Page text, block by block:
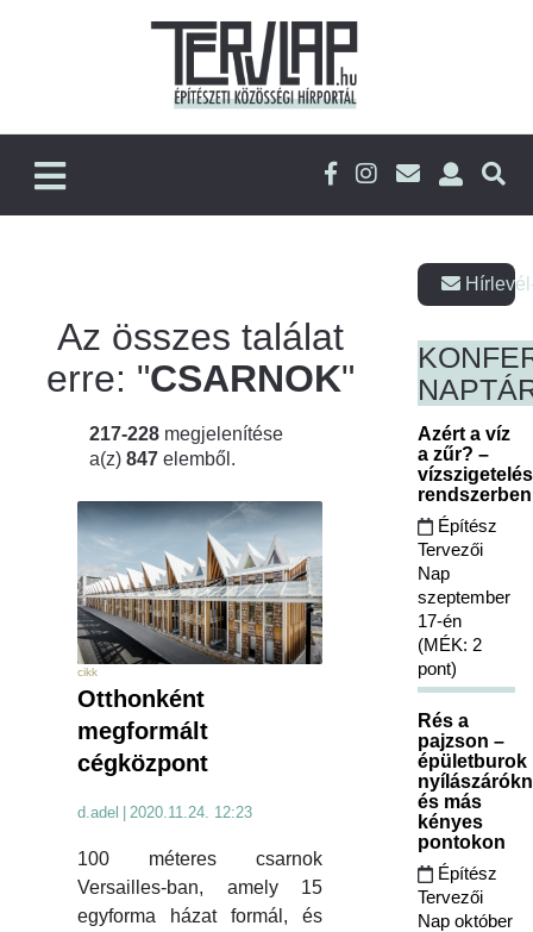
Az összes találat
erre: "CSARNOK"
217-228 megjelenítése
a(z) 847 elemből.
cikk
Otthonként
megformált
cégközpont
d.adel 2020.11.24. 12:23
100 méteres csarnok
Versailles-ban, amely 15
egyforma házat formál, és
Azért a víz
a zűr? –
Építész
Tervezői
Nap
szeptember
17-én
(MÉK: 2
pont)
Rés a
pajzson –
épületburok
és más
kényes
pontokon
Építész
Tervezői
Nap október